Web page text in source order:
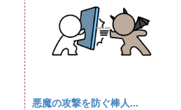
悪魔の攻撃を防ぐ棒人...